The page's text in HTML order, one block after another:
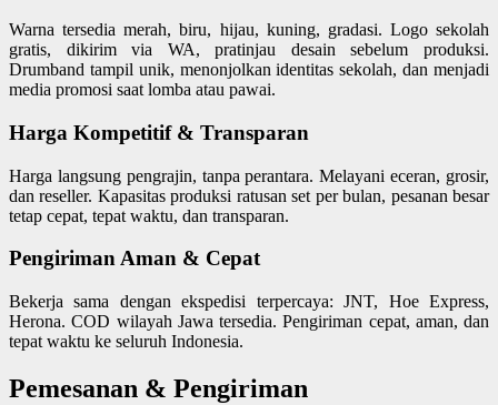
Warna tersedia merah, biru, hijau, kuning, gradasi. Logo sekolah
gratis, dikirim via WA, pratinjau desain sebelum produksi.
Drumband tampil unik, menonjolkan identitas sekolah, dan menjadi
media promosi saat lomba atau pawai.
Harga Kompetitif & Transparan
Harga langsung pengrajin, tanpa perantara. Melayani eceran, grosir,
dan reseller. Kapasitas produksi ratusan set per bulan, pesanan besar
tetap cepat, tepat waktu, dan transparan.
Pengiriman Aman & Cepat
Bekerja sama dengan ekspedisi terpercaya: JNT, Hoe Express,
Herona. COD wilayah Jawa tersedia. Pengiriman cepat, aman, dan
tepat waktu ke seluruh Indonesia.
Pemesanan & Pengiriman